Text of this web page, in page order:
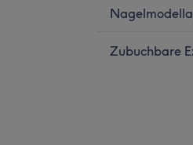
Zubuchbare